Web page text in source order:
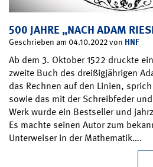
500 JAHRE „NACH ADAM
Geschrieben am 04.10.2022 von HNF
Ab dem 3. Oktober 1522 druckte
zweite Buch des dreißigjährigen
das Rechnen auf den Linien,
sowie das mit der Schreibfeder
Werk wurde ein Bestseller und
Es machte seinen Autor zum
Unterweiser in der Mathematik….